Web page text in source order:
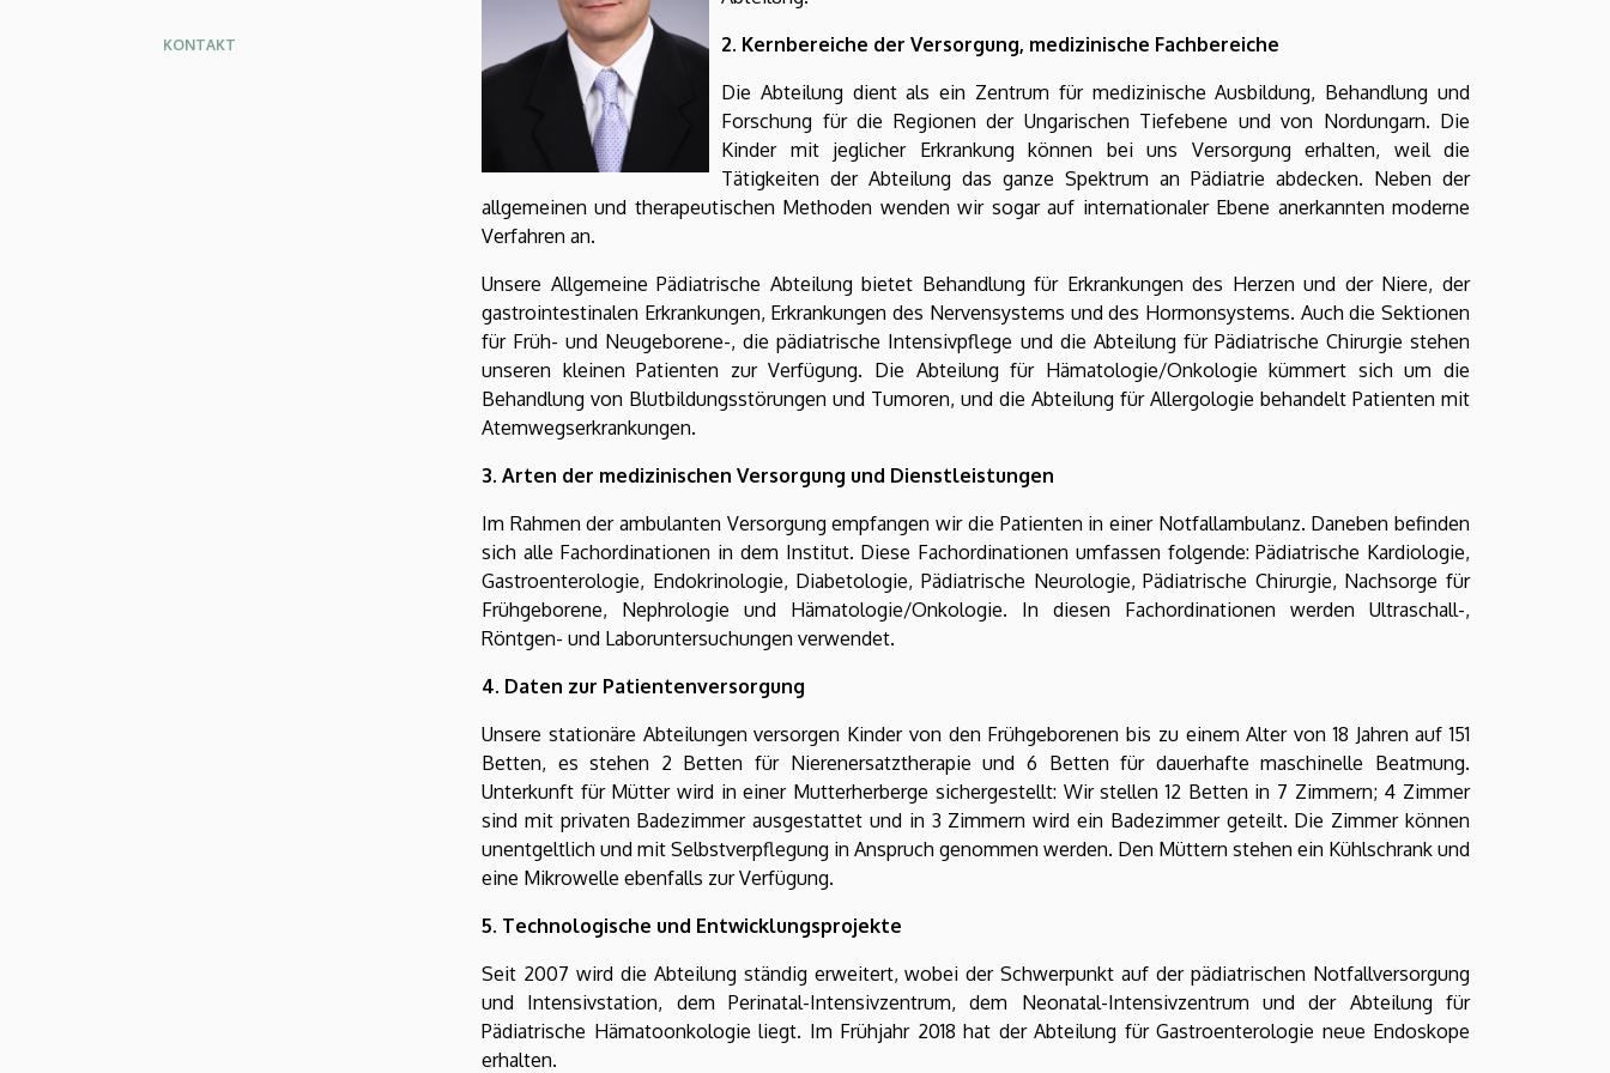
KONTAKT
2. Kernbereiche der Versorgung, medizinische Fachbereiche
Die Abteilung dient als ein Zentrum für medizinische Ausbildung, Behandlung und
Forschung für die Regionen der Ungarischen Tiefebene und von Nordungarn. Die
Kinder mit jeglicher Erkrankung können bei uns Versorgung erhalten, weil die
Tätigkeiten der Abteilung das ganze Spektrum an Pädiatrie abdecken. Neben der
allgemeinen und therapeutischen Methoden wenden wir sogar auf internationaler Ebene anerkannten moderne
Verfahren an.
Unsere Allgemeine Pädiatrische Abteilung bietet Behandlung für Erkrankungen des Herzen und der Niere, der
gastrointestinalen Erkrankungen, Erkrankungen des Nervensystems und des Hormonsystems. Auch die Sektionen
für Früh- und Neugeborene-, die pädiatrische Intensivpflege und die Abteilung für Pädiatrische Chirurgie stehen
unseren kleinen Patienten zur Verfügung. Die Abteilung für Hämatologie/Onkologie kümmert sich um die
Behandlung von Blutbildungsstörungen und Tumoren, und die Abteilung für Allergologie behandelt Patienten mit
Atemwegserkrankungen.
3. Arten der medizinischen Versorgung und Dienstleistungen
Im Rahmen der ambulanten Versorgung empfangen wir die Patienten in einer Notfallambulanz. Daneben befinden
sich alle Fachordinationen in dem Institut. Diese Fachordinationen umfassen folgende: Pädiatrische Kardiologie,
Gastroenterologie, Endokrinologie, Diabetologie, Pädiatrische Neurologie, Pädiatrische Chirurgie, Nachsorge für
Frühgeborene, Nephrologie und Hämatologie/Onkologie. In diesen Fachordinationen werden Ultraschall-,
Röntgen- und Laboruntersuchungen verwendet.
4. Daten zur Patientenversorgung
Unsere stationäre Abteilungen versorgen Kinder von den Frühgeborenen bis zu einem Alter von 18 Jahren auf 151
Betten, es stehen 2 Betten für Nierenersatztherapie und 6 Betten für dauerhafte maschinelle Beatmung.
Unterkunft für Mütter wird in einer Mutterherberge sichergestellt: Wir stellen 12 Betten in 7 Zimmern; 4 Zimmer
sind mit privaten Badezimmer ausgestattet und in 3 Zimmern wird ein Badezimmer geteilt. Die Zimmer können
unentgeltlich und mit Selbstverpflegung in Anspruch genommen werden. Den Müttern stehen ein Kühlschrank und
eine Mikrowelle ebenfalls zur Verfügung.
5. Technologische und Entwicklungsprojekte
Seit 2007 wird die Abteilung ständig erweitert, wobei der Schwerpunkt auf der pädiatrischen Notfallversorgung
und Intensivstation, dem Perinatal-Intensivzentrum, dem Neonatal-Intensivzentrum und der Abteilung für
Pädiatrische Hämatoonkologie liegt. Im Frühjahr 2018 hat der Abteilung für Gastroenterologie neue Endoskope
erhalten.